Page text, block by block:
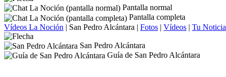
Pantalla normal
Pantalla completa
Vídeos La Noción | San Pedro Alcántara | Fotos | Vídeos | Tu Noticia
San Pedro Alcántara
Guía de San Pedro Alcántara